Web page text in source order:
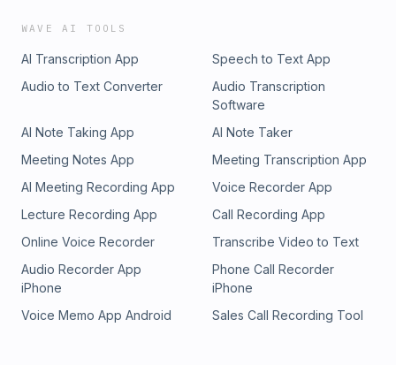
WAVE AI TOOLS
AI Transcription App
Speech to Text App
Audio to Text Converter
Audio Transcription
Software
AI Note Taking App
AI Note Taker
Meeting Notes App
Meeting Transcription App
AI Meeting Recording App
Voice Recorder App
Lecture Recording App
Call Recording App
Online Voice Recorder
Transcribe Video to Text
Audio Recorder App
iPhone
Phone Call Recorder
iPhone
Voice Memo App Android
Sales Call Recording Tool